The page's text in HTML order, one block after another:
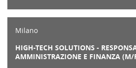
Milano
HIGH-TECH SOLUTIONS -
AMMINISTRAZIONE E FINANZA (M/